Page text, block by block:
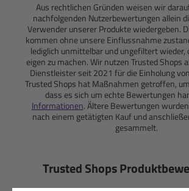
Aus rechtlichen Gründen weisen wir
nachfolgenden Nutzerbewertungen allein
Verwender unserer Produkte wiedergeben.
kommen ohne unsere Einflussnahme
lediglich unmittelbar und ungefiltert wieder,
eigen zu machen. Wir nutzen Trusted Shops
Dienstleister seit 2021 für die Einholung
Trusted Shops hat Maßnahmen getroffen,
dass es sich um echte Bewertungen
Informationen. Ältere Bewertungen
nach einem getätigten Kauf und
gesammelt.
Trusted Shops